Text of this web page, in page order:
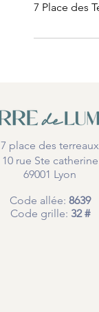
7 Place des
7 place des terreaux
10 rue Ste catherine
69001 Lyon
Code allée: 8639
Code grille: 32 #